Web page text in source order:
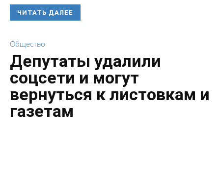
ЧИТАТЬ ДАЛЕЕ
Общество
Депутаты удалили
соцсети и могут
вернуться к листовкам и
газетам